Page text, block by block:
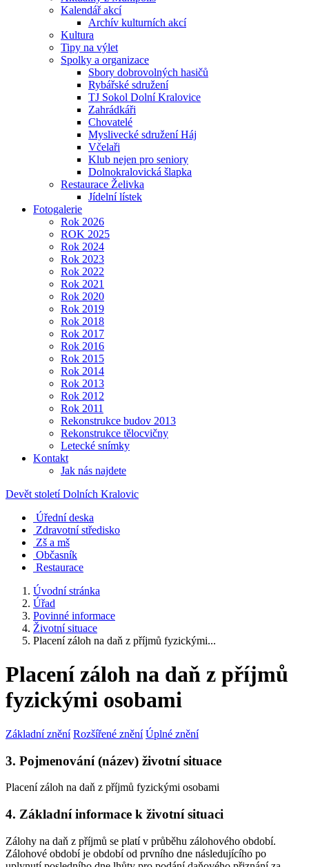
Kalendář akcí
Archív kulturních akcí
Kultura
Tipy na výlet
Spolky a organizace
Sbory dobrovolných hasičů
Rybářské sdružení
TJ Sokol Dolní Kralovice
Zahrádkáři
Chovatelé
Myslivecké sdružení Háj
Včelaři
Klub nejen pro seniory
Dolnokralovická šlapka
Restaurace Želivka
Jídelní lístek
Fotogalerie
Rok 2026
ROK 2025
Rok 2024
Rok 2023
Rok 2022
Rok 2021
Rok 2020
Rok 2019
Rok 2018
Rok 2017
Rok 2016
Rok 2015
Rok 2014
Rok 2013
Rok 2012
Rok 2011
Rekonstrukce budov 2013
Rekonstrukce tělocvičny
Letecké snímky
Kontakt
Jak nás najdete
Devět století Dolních Kralovic
Úřední deska
Zdravotní středisko
Zš a mš
Občasník
Restaurace
Úvodní stránka
Úřad
Povinné informace
Životní situace
Placení záloh na daň z příjmů fyzickými...
Placení záloh na daň z příjmů
fyzickými osobami
Základní znění Rozšířené znění Úplné znění
3. Pojmenování (název) životní situace
Placení záloh na daň z příjmů fyzickými osobami
4. Základní informace k životní situaci
Zálohy na daň z příjmů se platí v průběhu zálohového období.
Zálohové období je období od prvního dne následujícího po